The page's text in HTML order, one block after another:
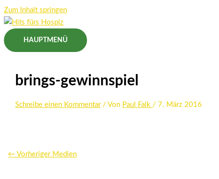
Zum Inhalt springen
HAUPTMENÜ
brings-gewinnspiel
Schreibe einen Kommentar / Von Paul Falk / 7. März 2016
← Vorheriger Medien